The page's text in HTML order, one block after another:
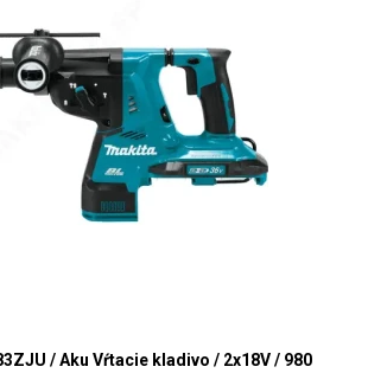
/ Aku Vŕtacie kladivo / 2x18V / 980